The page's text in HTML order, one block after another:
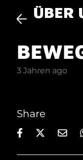
ÜBER
3 Jahren ago
Share